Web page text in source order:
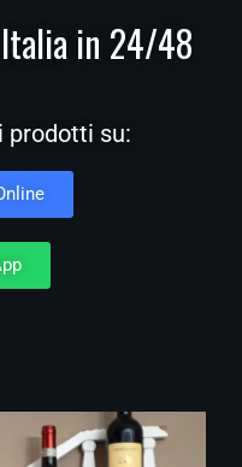
in 24/48
prodotti su: